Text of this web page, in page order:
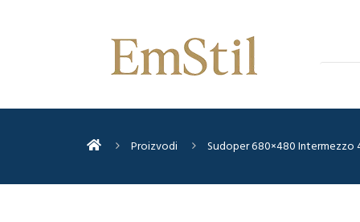
Proizvodi Sudoper 680×480 Intermezzo